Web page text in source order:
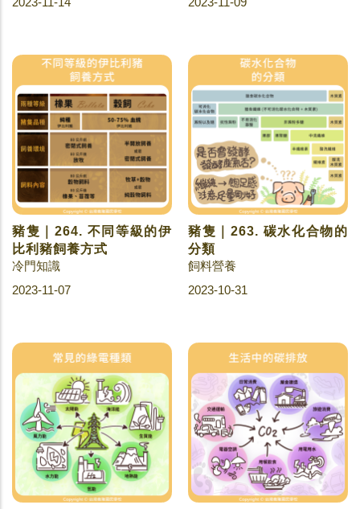
豬隻｜264. 不同等級的伊
比利豬飼養方式
冷門知識
2023-11-07
豬隻｜263. 碳水化合物的
分類
飼料營養
2023-10-31